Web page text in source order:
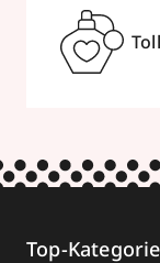
Top-